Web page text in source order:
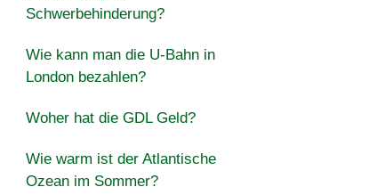
Schwerbehinderung?
Wie kann man die U-Bahn in
London bezahlen?
Woher hat die GDL Geld?
Wie warm ist der Atlantische
Ozean im Sommer?